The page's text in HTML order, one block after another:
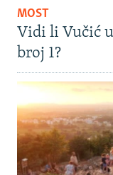
MOST
Vidi li Vučić
broj 1?